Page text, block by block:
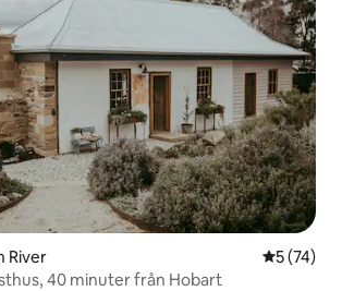
River 5 av 5 i
5 (74)
40 minuter från Hobart